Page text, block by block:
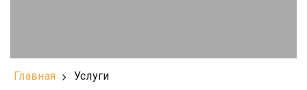
Главная Услуги